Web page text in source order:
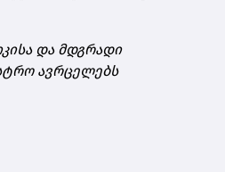
და მდგრადი
ავრცელებს